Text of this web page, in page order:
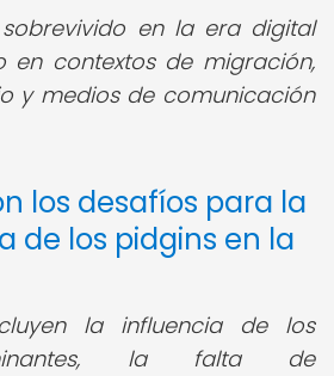
en la era digital
en contextos de migración,
y medios de comunicación
los desafíos para la
de los pidgins en la
la influencia de los
la falta de